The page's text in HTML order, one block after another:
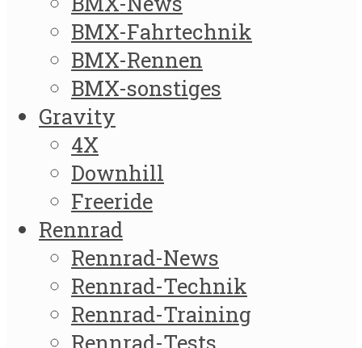
BMX-Fahrtechnik
BMX-Rennen
BMX-sonstiges
Gravity
4X
Downhill
Freeride
Rennrad
Rennrad-News
Rennrad-Technik
Rennrad-Training